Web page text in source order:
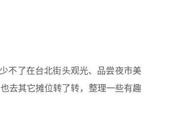
不了在台北街头观光、品尝夜市美
去其它摊位转了转，整理一些有趣